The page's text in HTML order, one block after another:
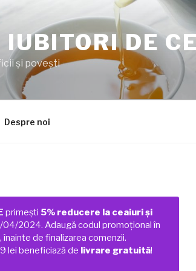
DE
şi poveşti
Despre noi
primești 5% reducere la ceaiuri și
04/2024. Adaugă codul promoțional în
de finalizarea comenzii.
lei beneficiază de livrare gratuită!